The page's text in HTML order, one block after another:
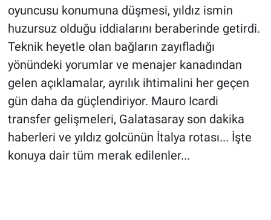
oyuncusu konumuna düşmesi, yıldız ismin
huzursuz olduğu iddialarını beraberinde getirdi.
Teknik heyetle olan bağların zayıfladığı
yönündeki yorumlar ve menajer kanadından
gelen açıklamalar, ayrılık ihtimalini her geçen
gün daha da güçlendiriyor. Mauro Icardi
transfer gelişmeleri, Galatasaray son dakika
haberleri ve yıldız golcünün İtalya rotası... İşte
konuya dair tüm merak edilenler...